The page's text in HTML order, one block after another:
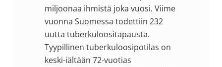
miljoonaa ihmistä joka vuosi. Viime
vuonna Suomessa todettiin 232
uutta tuberkuloositapausta.
Tyypillinen tuberkuloosipotilas on
keski-iältään 72-vuotias